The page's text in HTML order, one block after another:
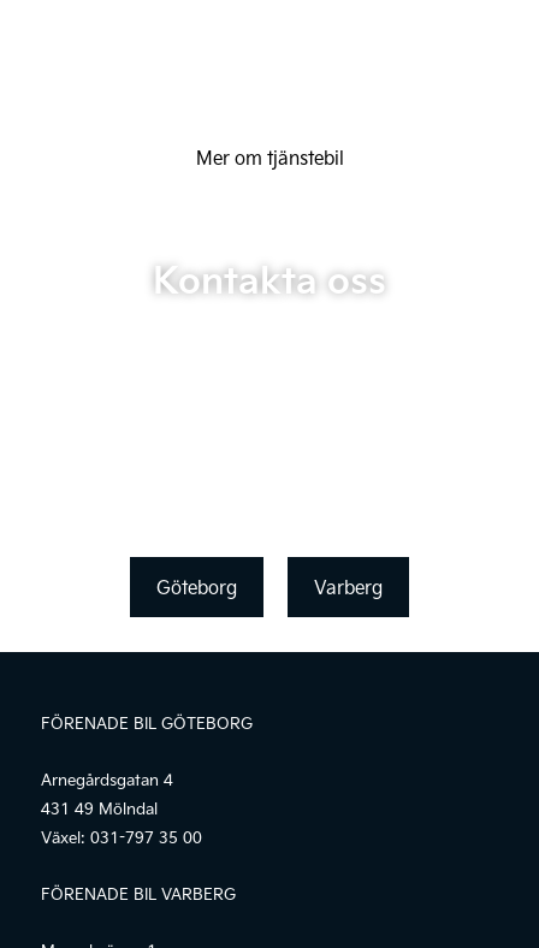
Mer om tjänstebil
Kontakta oss
Göteborg Varberg
FÖRENADE BIL GÖTEBORG
Arnegårdsgatan 4
431 49 Mölndal
Växel: 031-797 35 00
FÖRENADE BIL VARBERG